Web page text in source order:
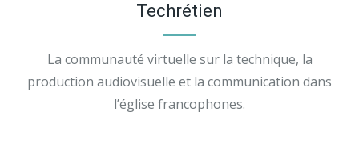
Techrétien
La communauté virtuelle sur la technique, la
production audiovisuelle et la communication dans
l’église francophones.